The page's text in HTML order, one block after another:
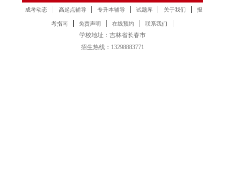
成考动态 | 高起点辅导 | 专升本辅导 | 试题库 | 关于我们 | 报
考指南 | 免责声明 | 在线预约 | 联系我们 |
学校地址：吉林省长春市
招生热线：13298883771